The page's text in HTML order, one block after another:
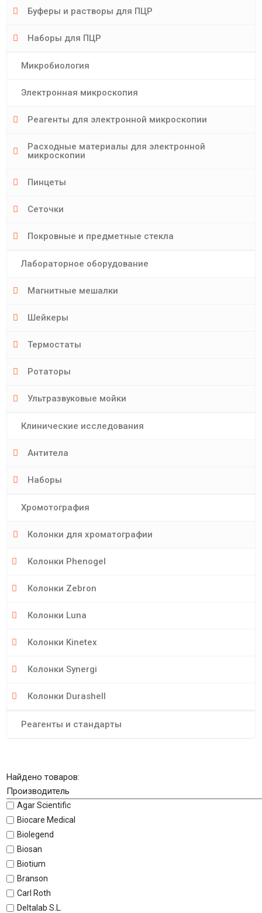
Буферы и растворы для ПЦР
Наборы для ПЦР
Микробиология
Электронная микроскопия
Реагенты для электронной микроскопии
Расходные материалы для электронной
микроскопии
Пинцеты
Сеточки
Покровные и предметные стекла
Лабораторное оборудование
Магнитные мешалки
Шейкеры
Термостаты
Ротаторы
Ультразвуковые мойки
Клинические исследования
Антитела
Наборы
Хромотография
Колонки для хроматографии
Колонки Phenogel
Колонки Zebron
Колонки Luna
Колонки Kinetex
Колонки Synergi
Колонки Durashell
Реагенты и стандарты
Найдено товаров:
Производитель
Agar Scientific
Biocare Medical
Biolegend
Biosan
Biotium
Branson
Carl Roth
Deltalab S.L.